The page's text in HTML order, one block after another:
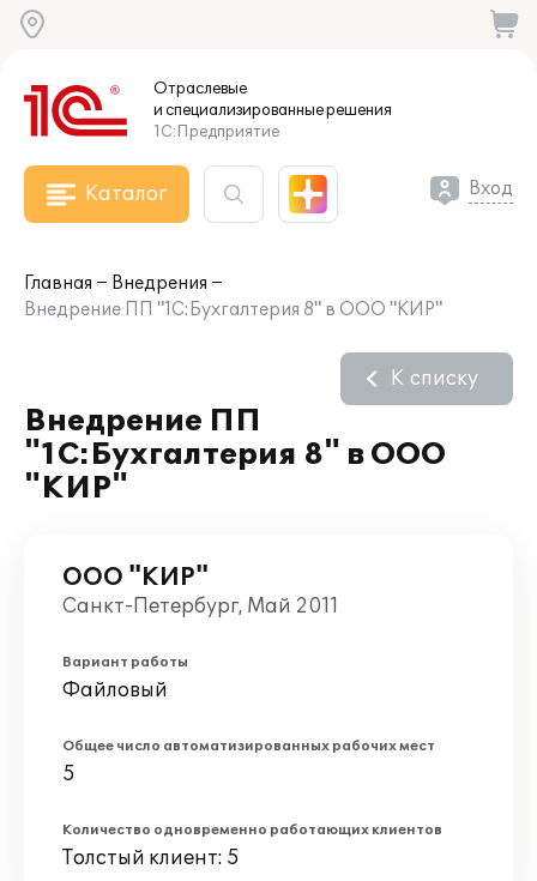
Отраслевые
и специализированныерешения
1С:Предприятие
Каталог Вход
Главная
Внедрения
Внедрение ПП "1С:Бухгалтерия 8" в ООО "КИР"
Внедрение ПП
"1С:Бухгалтерия 8" в ООО
"КИР"
К списку
ООО "КИР"
Санкт-Петербург, Май 2011
Вариант работы
Файловый
Общее число автоматизированных рабочих мест
5
Количество одновременно работающих клиентов
Толстый клиент: 5